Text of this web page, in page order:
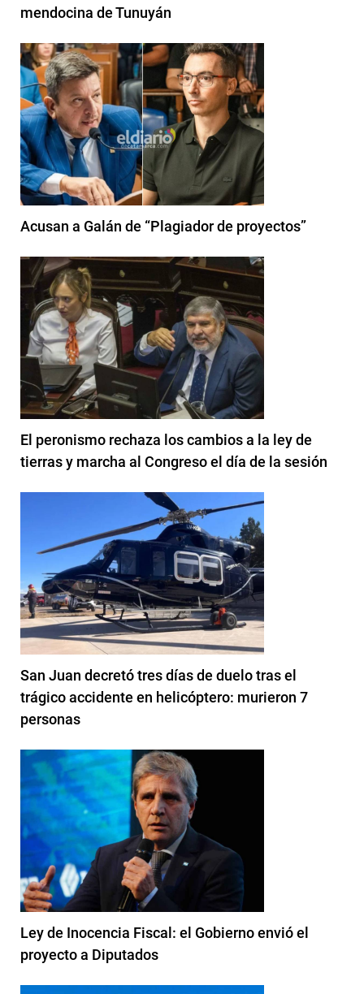
mendocina de Tunuyán
Acusan a Galán de “Plagiador de proyectos”
El peronismo rechaza los cambios a la ley de
tierras y marcha al Congreso el día de la sesión
San Juan decretó tres días de duelo tras el
trágico accidente en helicóptero: murieron 7
personas
Ley de Inocencia Fiscal: el Gobierno envió el
proyecto a Diputados